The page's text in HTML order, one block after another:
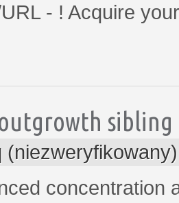
- ! Acquire
(niezweryfikowany)
concentration